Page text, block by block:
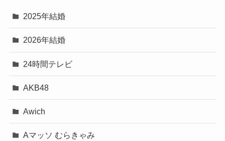
2025年結婚
2026年結婚
24時間テレビ
AKB48
Awich
Aマッソ むらきゃみ